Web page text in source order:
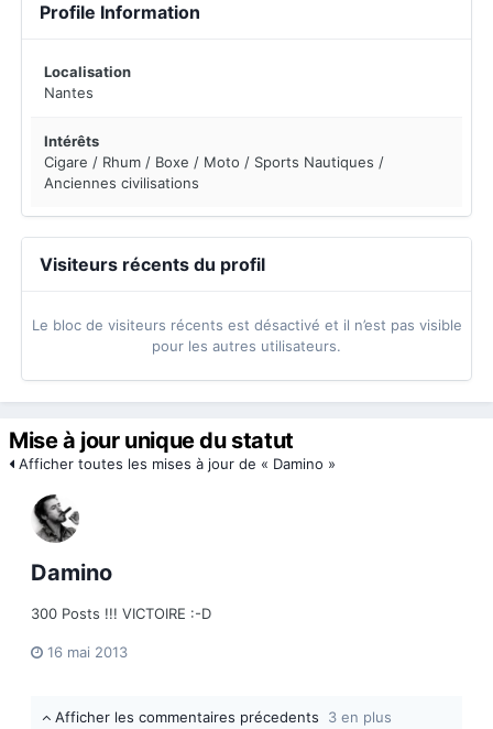
Profile Information
Localisation
Nantes
Intérêts
Cigare / Rhum / Boxe / Moto / Sports Nautiques /
Anciennes civilisations
Visiteurs récents du profil
Le bloc de visiteurs récents est désactivé et il n’est pas visible
pour les autres utilisateurs.
Mise à jour unique du statut
Afficher toutes les mises à jour de « Damino »
Damino
300 Posts !!! VICTOIRE :-D
16 mai 2013
Afficher les commentaires précedents 3 en plus